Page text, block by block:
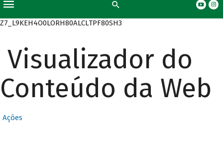
Z7_L9KEH4O0LORH80ALCLTPF80SH3
Visualizador do
Conteúdo da Web
Ações